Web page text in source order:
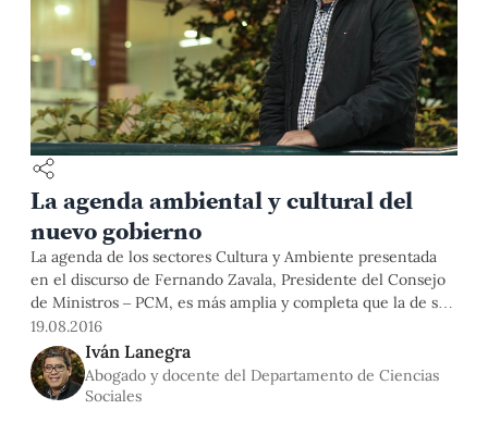
La agenda ambiental y cultural del
nuevo gobierno
La agenda de los sectores Cultura y Ambiente presentada
en el discurso de Fernando Zavala, Presidente del Consejo
de Ministros – PCM, es más amplia y completa que la de sus
antecesores. Desde luego, esto no implica estar de acuerdo
con todo su contenido. O no destacar algunos vacíos. Pero
es desde ya valioso que
19.08.2016
Iván Lanegra
Abogado y docente del Departamento de Ciencias
Sociales